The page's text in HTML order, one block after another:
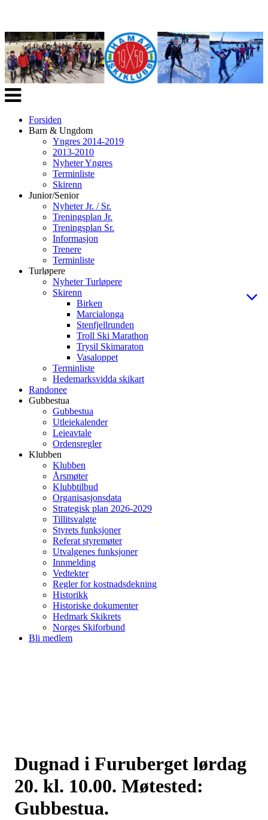
Veksle
navigasjon
Forsiden
Barn & Ungdom
Yngres 2014-2019
2013-2010
Nyheter Yngres
Terminliste
Skirenn
Junior/Senior
Nyheter Jr. / Sr.
Treningsplan Jr.
Treningsplan Sr.
Informasjon
Trenere
Terminliste
Turløpere
Nyheter Turløpere
Skirenn
Birken
Marcialonga
Stenfjellrunden
Troll Ski Marathon
Trysil Skimaraton
Vasaloppet
Terminliste
Hedemarksvidda skikart
Randonee
Gubbestua
Gubbestua
Utleiekalender
Leieavtale
Ordensregler
Klubben
Klubben
Årsmøter
Klubbtilbud
Organisasjonsdata
Strategisk plan 2026-2029
Tillitsvalgte
Styrets funksjoner
Referat styremøter
Utvalgenes funksjoner
Innmelding
Vedtekter
Regler for kostnadsdekning
Historikk
Historiske dokumenter
Hedmark Skikrets
Norges Skiforbund
Bli medlem
Dugnad i Furuberget lørdag
20. kl. 10.00. Møtested:
Gubbestua.